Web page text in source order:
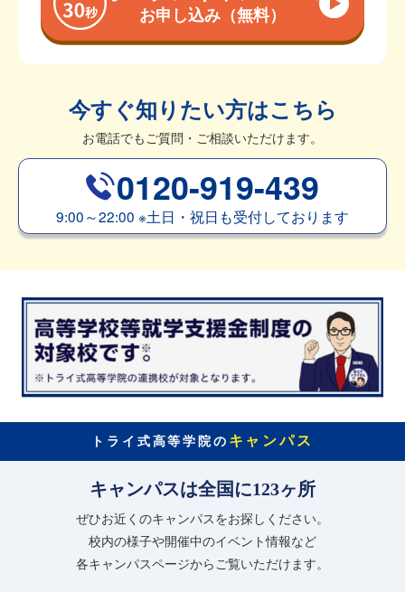
お申し込み（無料）
今すぐ知りたい方はこちら
お電話でもご質問・ご相談いただけます。
0120-919-439
9:00～22:00 ※土日・祝日も受付しております
トライ式高等学院の キャンパス
キャンパスは全国に123ヶ所
ぜひお近くのキャンパスをお探しください。
校内の様子や開催中のイベント情報など
各キャンパスページからご覧いただけます。